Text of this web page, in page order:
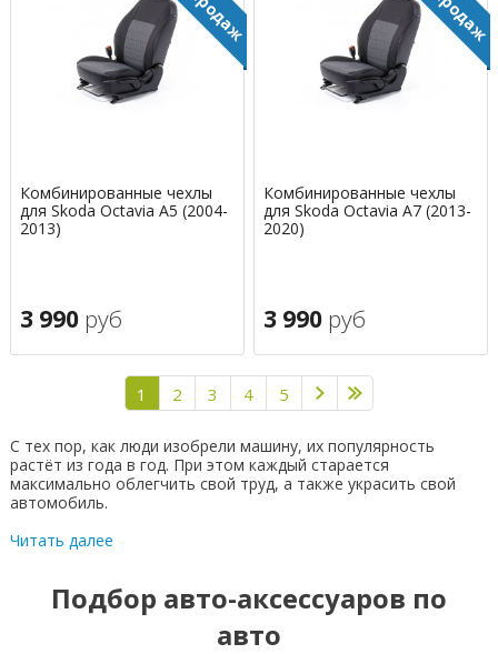
Комбинированные чехлы
для Skoda Octavia A5 (2004-
2013)
3 990 руб
Комбинированные чехлы
для Skoda Octavia A7 (2013-
2020)
3 990 руб
1 2 3 4 5
С тех пор, как люди изобрели машину, их популярность
растёт из года в год. При этом каждый старается
максимально облегчить свой труд, а также украсить свой
автомобиль.
Читать далее
Подбор авто-аксессуаров по
авто